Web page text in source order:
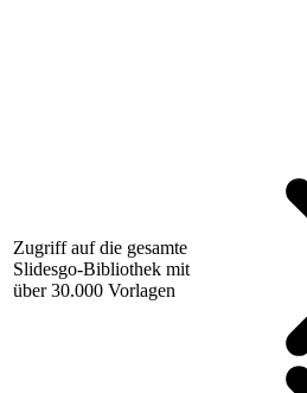
Zugriff auf die gesamte
Slidesgo-Bibliothek mit
über 30.000 Vorlagen